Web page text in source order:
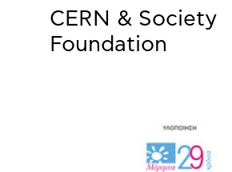
CERN & Society
Foundation